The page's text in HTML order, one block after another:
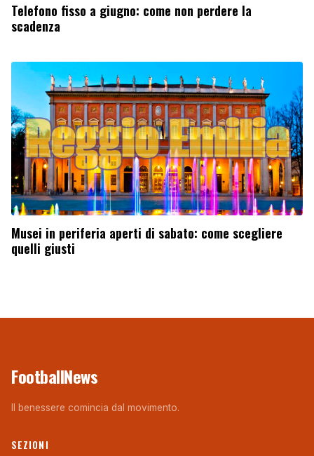
Telefono fisso a giugno: come non perdere la
scadenza
Musei in periferia aperti di sabato: come scegliere
quelli giusti
FootballNews
Il benessere comincia dal movimento.
SEZIONI